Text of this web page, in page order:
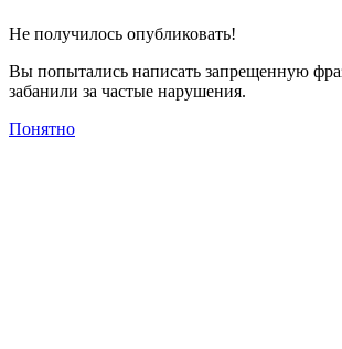
Не получилось опубликовать!
Вы попытались написать запрещенную
забанили за частые нарушения.
Понятно